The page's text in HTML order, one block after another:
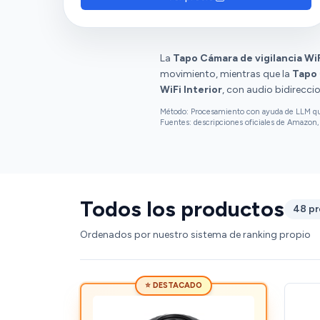
clientes aprecian la conectividad, la visión
nocturna y la detección de movimiento.
La Tapo Cámara de vigilancia
movimiento, mientras que la Tapo
WiFi Interior, con audio
Método: Procesamiento con ayuda de LLM
Fuentes: descripciones oficiales de
Todos los productos 48
Ordenados por nuestro sistema de ranking propio
⭐ DESTACADO